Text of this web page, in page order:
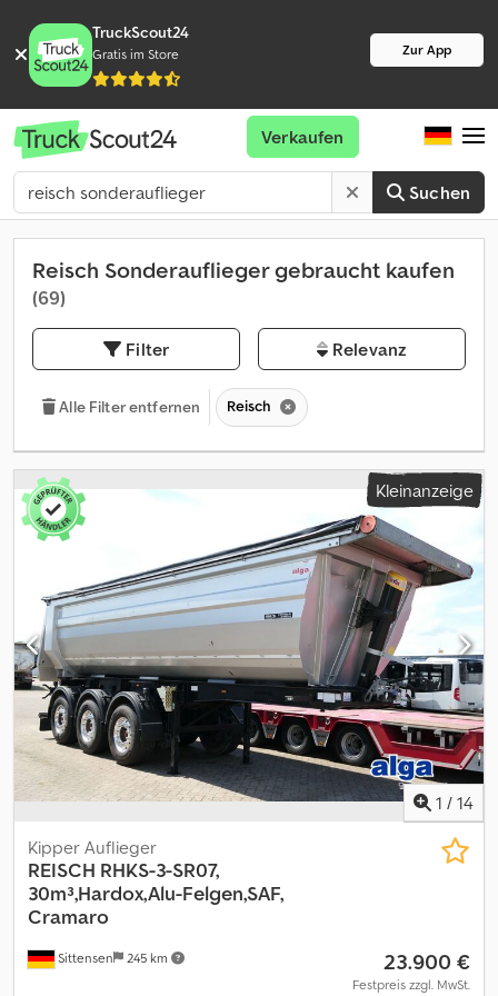
TruckScout24
Gratis im Store Zur App
Suchen
Verkaufen
Reisch Sonderauflieger gebraucht kaufen
(69)
Filter Relevanz
Alle Filter entfernen Reisch
Kleinanzeige
1 / 14
Sittensen 245 km
Kipper Auflieger
REISCH RHKS-3-SR07,
30m³,Hardox,Alu-Felgen,SAF,
Cramaro
23.900 €
Festpreis zzgl. MwSt.